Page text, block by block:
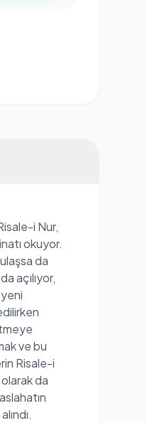
i Nur,
okuyor.
da
açılıyor,
ve bu
Risale-i
da